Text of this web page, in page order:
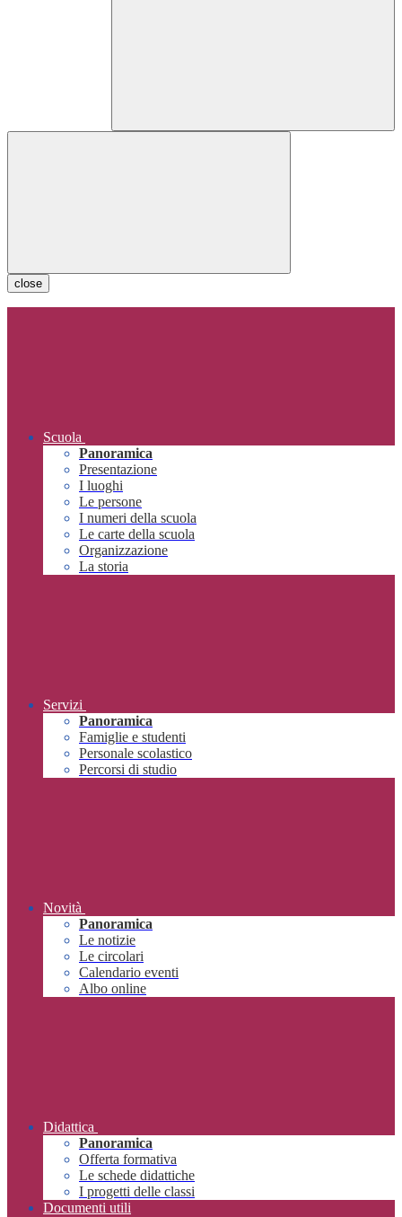
close
Scuola
Panoramica
Presentazione
I luoghi
Le persone
I numeri della scuola
Le carte della scuola
Organizzazione
La storia
Servizi
Panoramica
Famiglie e studenti
Personale scolastico
Percorsi di studio
Novità
Panoramica
Le notizie
Le circolari
Calendario eventi
Albo online
Didattica
Panoramica
Offerta formativa
Le schede didattiche
I progetti delle classi
Documenti utili